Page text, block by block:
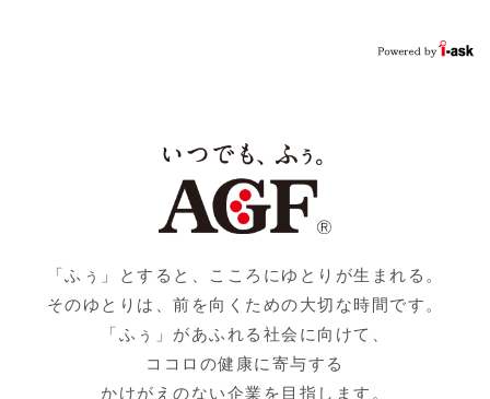
「ふぅ」とすると、こころにゆとりが生まれる。
そのゆとりは、前を向くための大切な時間です。
「ふぅ」があふれる社会に向けて、
ココロの健康に寄与する
かけがえのない企業を目指します。